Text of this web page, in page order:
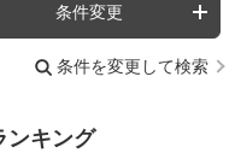
条件変更
条件を変更して検索
ンキング